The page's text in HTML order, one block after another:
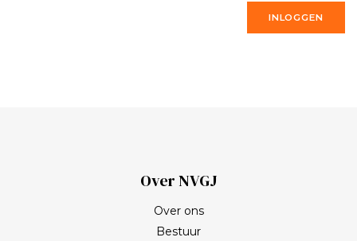
INLOGGEN
Over NVGJ
Over ons
Bestuur